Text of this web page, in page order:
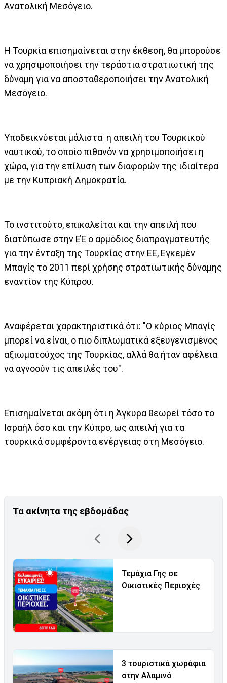
Ανατολική Μεσόγειο.
Η Τουρκία επισημαίνεται στην έκθεση, θα μπορούσε
να χρησιμοποιήσει την τεράστια στρατιωτική της
δύναμη για να αποσταθεροποιήσει την Ανατολική
Μεσόγειο.
Υποδεικνύεται μάλιστα η απειλή του Τουρκικού
ναυτικού, το οποίο πιθανόν να χρησιμοποιήσει η
χώρα, για την επίλυση των διαφορών της ιδιαίτερα
με την Κυπριακή Δημοκρατία.
Το ινστιτούτο, επικαλείται και την απειλή που
διατύπωσε στην ΕΈ ο αρμόδιος διαπραγματευτής
για την ένταξη της Τουρκίας στην ΕΕ, Εγκεμέν
Μπαγίς το 2011 περί χρήσης στρατιωτικής δύναμης
εναντίον της Κύπρου.
Αναφέρεται χαρακτηριστικά ότι: "Ο κύριος Μπαγίς
μπορεί να είναι, ο πιο διπλωματικά εξευγενισμένος
αξιωματούχος της Τουρκίας, αλλά θα ήταν αφέλεια
να αγνοούν τις απειλές του".
Επισημαίνεται ακόμη ότι η Άγκυρα θεωρεί τόσο το
Ισραήλ όσο και την Κύπρο, ως απειλή για τα
τουρκικά συμφέροντα ενέργειας στη Μεσόγειο.
Τα ακίνητα της εβδομάδας
Τεμάχια Γης σε
Οικιστικές Περιοχές
3 τουριστικά χωράφια
στην Αλαμινό